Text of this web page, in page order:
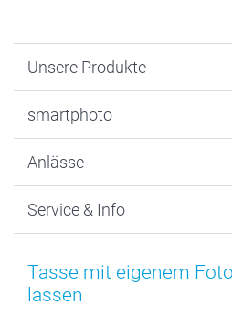
Unsere Produkte
Fotogeschenke
MyNameBook
Fotoabzüge, Fotos als Buch &
Zubehör & Material
Foto-Kalender & Agenden
smartphoto
Warum smartphoto
Datenschutz
AGB
Impressum
Anlässe
Neujahr
Muttertag
Vatertag
Service & Info
Preise und Versandkosten
Lieferfristen
Tasse mit eigenem
lassen